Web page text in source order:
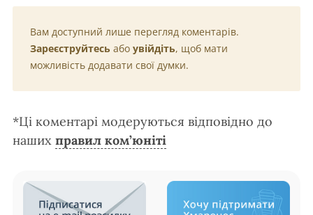
Вам доступний лише перегляд коментарів.
Зареєструйтесь або увійдіть, щоб мати
можливість додавати свої думки.
*Ці коментарі модеруються відповідно до
наших правил ком’юніті